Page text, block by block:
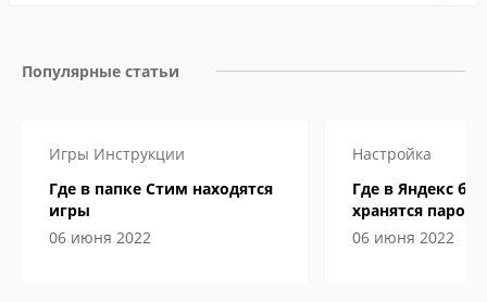
Популярные статьи
Игры Инструкции
Где в папке Стим находятся
игры
06 июня 2022
Настройка
Где в Яндекс
хранятся пароли
06 июня 2022